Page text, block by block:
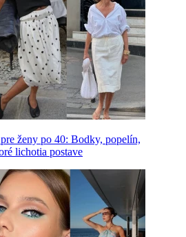
ženy po 40: Bodky, popelín,
lichotia postave